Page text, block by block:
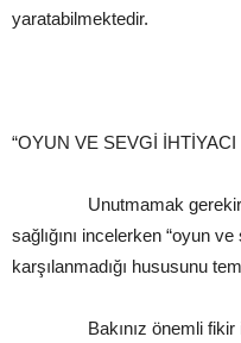
yaratabilmektedir.
“OYUN VE SEVGİ
Unutmamak gerekir ki
sağlığını incelerken “oyun ve
karşılanmadığı hususunu
Bakınız önemli fikir